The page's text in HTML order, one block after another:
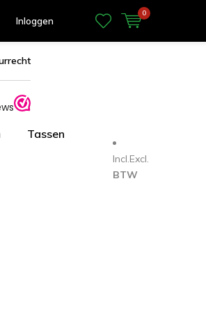
Inloggen
0
Tassen
Incl.Excl.
BTW